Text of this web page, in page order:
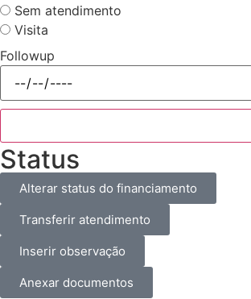
Sem atendimento
Visita
Followup
Status
Alterar status do financiamento
Transferir atendimento
Inserir observação
Anexar documentos